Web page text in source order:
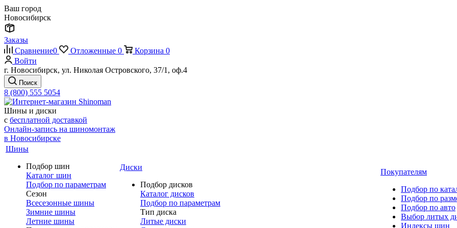
Ваш город
Новосибирск
Заказы
Сравнение0 Отложенные 0 Корзина 0
Войти
г. Новосибирск, ул. Николая Островского, 37/1, оф.4
Поиск
8 (800) 555 5054
Шины и диски
с бесплатной доставкой
Онлайн-запись на шиномонтаж
в Новосибирске
Шины
Подбор шин
Каталог шин
Подбор по параметрам
Сезон
Всесезонные шины
Зимние шины
Летние шины
Диски
Подбор дисков
Каталог дисков
Подбор по параметрам
Тип диска
Литые диски
Покупателям
Подбор по
Подбор по
Подбор по авто
Выбор литых
Индексы шин